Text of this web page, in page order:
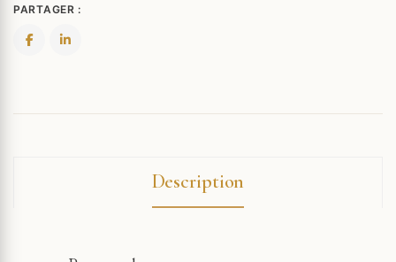
PARTAGER :
Description